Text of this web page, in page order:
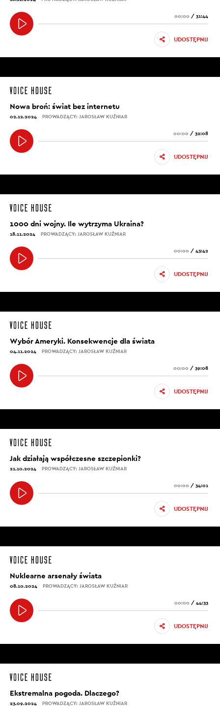
00:00 / 31:44
UDOSTĘPNIJ
Nowa broń: świat bez internetu
02.12.2024 PROWADZĄCY: JAROSŁAW KUŹNIAR
00:00 / 32:08
UDOSTĘPNIJ
1000 dni wojny. Ile wytrzyma Ukraina?
18.11.2024 PROWADZĄCY: JAROSŁAW KUŹNIAR
00:00 / 43:42
UDOSTĘPNIJ
Wybór Ameryki. Konsekwencje dla świata
04.11.2024 PROWADZĄCY: JAROSŁAW KUŹNIAR
00:00 / 39:08
UDOSTĘPNIJ
Jak działają współczesne szczepionki?
21.10.2024 PROWADZĄCY: JAROSŁAW KUŹNIAR
00:00 / 34:01
UDOSTĘPNIJ
Nuklearne arsenały świata
08.10.2024 PROWADZĄCY: JAROSŁAW KUŹNIAR
00:00 / 44:33
UDOSTĘPNIJ
Ekstremalna pogoda. Dlaczego?
23.09.2024 PROWADZĄCY: JAROSŁAW KUŹNIAR